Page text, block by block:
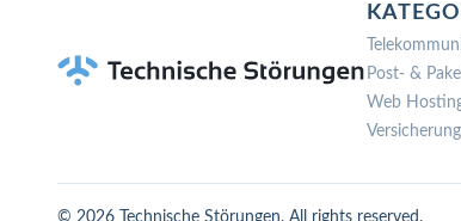
Post- &
Web
© 2026 Technische Störungen. All rights reserved.